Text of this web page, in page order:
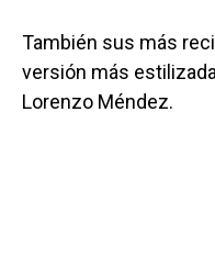
También sus más
versión más
Lorenzo Méndez.